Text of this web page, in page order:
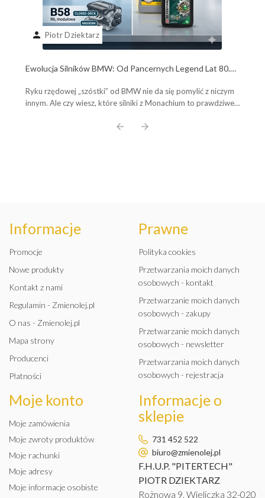
person Piotr Dziektarz
Ewolucja Silników BMW: Od Pancernych Legend Lat 80.
Wybierz Olej Idealny!
Ryku rzędowej „szóstki” od BMW nie da się pomylić z niczym
innym. Ale czy wiesz, które silniki z Monachium to prawdziwe,
arrow_back arrow_forward
Informacje
Promocje
Nowe produkty
Kontakt z nami
Regulamin - Zmienolej.pl
O nas - Zmienolej.pl
Mapa strony
Producenci
Płatności
Prawne
Polityka cookies
Przetwarzania moich danych
osobowych - kontakt
Przetwarzanie moich danych
osobowych - zakupy
Przetwarzanie moich danych
osobowych - newsletter
Przetwarzania moich danych
osobowych - rejestracja
Moje konto
Moje zamówienia
Moje zwroty produktów
Moje rachunki
Moje adresy
Moje informacje osobiste
Informacje o
sklepie
731 452 522
biuro@zmienolej.pl
F.H.U.P. "PITERTECH"
PIOTR DZIEKTARZ
Rożnowa 9, Wieliczka 32-020